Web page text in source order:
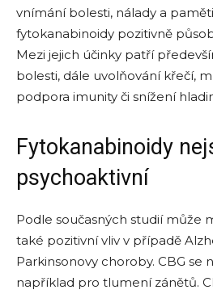
vnímání bolesti, nálady a
fytokanabinoidy pozitivně
Mezi jejich účinky patří
bolesti, dále uvolňování křečí,
podpora imunity či snížení
Fytokanabinoidy
psychoaktivní
Podle současných studií může
také pozitivní vliv v případě
Parkinsonovy choroby. CBG se
například pro tlumení zánětů.